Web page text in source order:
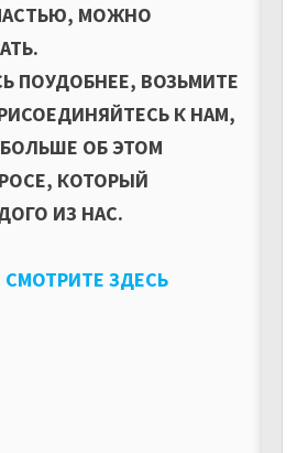
МОЖНО
ПОУДОБНЕЕ, ВОЗЬМИТЕ
К НАМ,
ОБ ЭТОМ
КОТОРЫЙ
ИЗ НАС.
ЗДЕСЬ